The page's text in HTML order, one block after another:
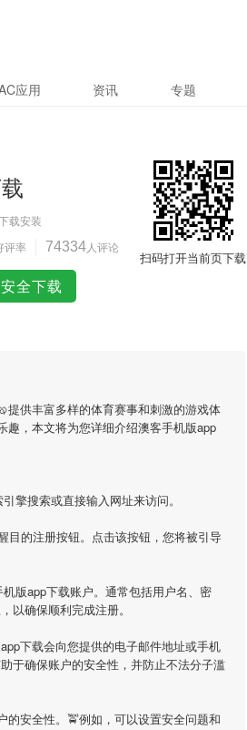
应用 资讯 专题
载安装
评率 74334人评论
安全下载
扫码打开当前页下载
提供丰富多样的体育赛事和刺激的游戏体
趣，本文将为您详细介绍澳客手机版app
擎搜索或直接输入网址来访问。
目的注册按钮。点击该按钮，您将被引导
版app下载账户。通常包括用户名、密
以确保顺利完成注册。
下载会向您提供的电子邮件地址或手机
于确保账户的安全性，并防止不法分子滥
安全性。🚖例如，可以设置安全问题和